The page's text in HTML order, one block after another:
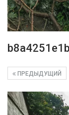
ПРЕДЫДУЩИЙ